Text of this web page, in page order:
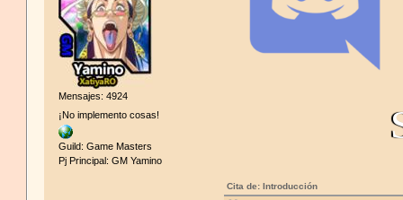
Mensajes: 4924
¡No implemento cosas!
Guild: Game Masters
Pj Principal: GM Yamino
Cita de: Introducción